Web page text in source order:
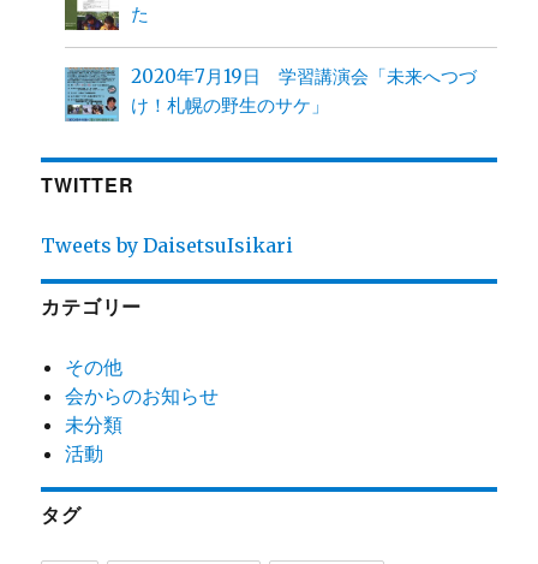
た
2020年7月19日 学習講演会「未来へつづ
け！札幌の野生のサケ」
TWITTER
Tweets by DaisetsuIsikari
カテゴリー
その他
会からのお知らせ
未分類
活動
タグ